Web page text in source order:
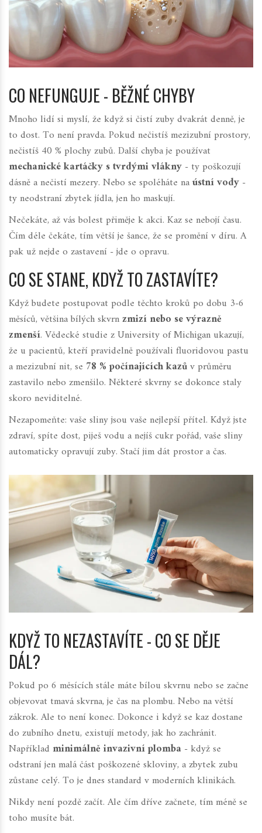
CO NEFUNGUJE - BĚŽNÉ CHYBY
Mnoho lidí si myslí, že když si čistí zuby dvakrát denně, je
to dost. To není pravda. Pokud nečistíš mezizubní prostory,
nečistíš 40 % plochy zubů. Další chyba je používat
mechanické kartáčky s tvrdými vlákny - ty poškozují
dásně a nečistí mezery. Nebo se spoléháte naústní vody -
ty neodstraní zbytek jídla, jen ho maskují.
Nečekáte, až vás bolest přiměje k akci. Kaz se nebojí času.
Čím déle čekáte, tím větší je šance, že se promění v díru. A
pak už nejde o zastavení - jde o opravu.
CO SE STANE, KDYŽ TO ZASTAVÍTE?
Když budete postupovat podle těchto kroků po dobu 3-6
měsíců, většina bílých skvrnzmizí nebo se výrazně
zmenší. Vědecké studie z University of Michigan ukazují,
že u pacientů, kteří pravidelně používali fluoridovou pastu
a mezizubní nit, se 78 % počínajících kazův průměru
zastavilo nebo zmenšilo. Některé skvrny se dokonce staly
skoro neviditelné.
Nezapomeňte: vaše sliny jsou vaše nejlepší přítel. Když jste
zdraví, spíte dost, piješ vodu a nejíš cukr pořád, vaše sliny
automaticky opravují zuby. Stačí jim dát prostor a čas.
KDYŽ TO NEZASTAVÍTE - CO SE DĚJE
DÁL?
Pokud po 6 měsících stále máte bílou skvrnu nebo se začne
objevovat tmavá skvrna, je čas na plombu. Nebo na větší
zákrok. Ale to není konec. Dokonce i když se kaz dostane
do zubního dnetu, existují metody, jak ho zachránit.
Například minimálně invazivní plomba - když se
odstraní jen malá část poškozené skloviny, a zbytek zubu
zůstane celý. To je dnes standard v moderních klinikách.
Nikdy není pozdě začít. Ale čím dříve začnete, tím méně se
toho musíte bát.